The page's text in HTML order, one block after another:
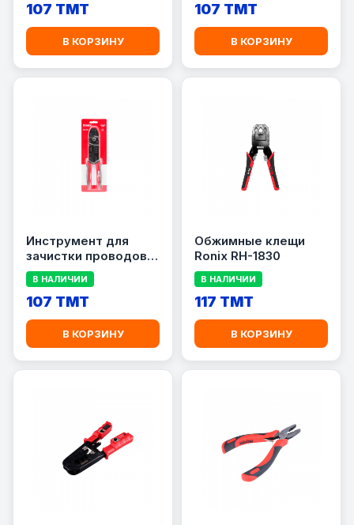
107 TMT
В КОРЗИНУ
107 TMT
В КОРЗИНУ
Инструмент для
зачистки проводов
RONIX RH-1811
В НАЛИЧИИ
107 TMT
В КОРЗИНУ
Обжимные клещи
Ronix RH-1830
В НАЛИЧИИ
117 TMT
В КОРЗИНУ